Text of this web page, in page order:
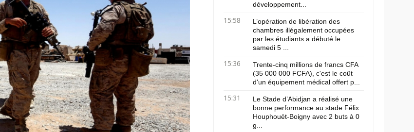
développement...
15:58
L’opération de libération des
chambres illégalement occupées
par les étudiants a débuté le
samedi 5 ...
15:36
Trente-cinq millions de francs CFA
(35 000 000 FCFA), c'est le coût
d'un équipement médical offert p...
15:31
Le Stade d’Abidjan a réalisé une
bonne performance au stade Félix
Houphouët-Boigny avec 2 buts à 0
g...